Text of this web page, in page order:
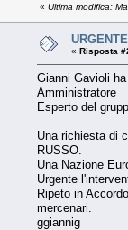
« Ultima modifica:
« Risposta
Gianni Gavioli
Amministratore
Esperto del
Una richiesta di
RUSSO.
Una Nazione
Urgente
Ripeto in
mercenari.
ggiannig